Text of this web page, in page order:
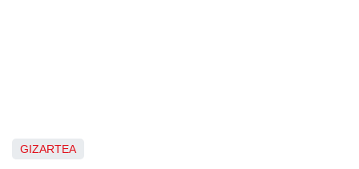
GIZARTEA